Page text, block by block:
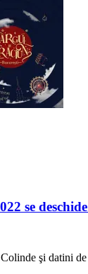
se
şi datini